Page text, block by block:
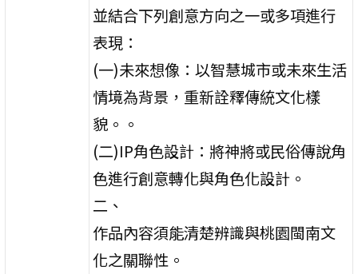
並結合下列創意方向之一或多項進行
表現：
(一)未來想像：以智慧城市或未來生活
情境為背景，重新詮釋傳統文化樣
貌。。
(二)IP角色設計：將神將或民俗傳說角
色進行創意轉化與角色化設計。
二、
作品內容須能清楚辨識與桃園閩南文
化之關聯性。